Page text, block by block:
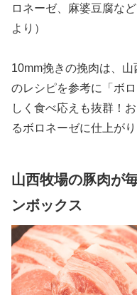
ロネーゼ、麻婆豆腐な
より）
10mm挽きの挽肉は、
のレシピを参考に「ボ
しく食べ応えも抜群！
るボロネーゼに仕上がり
山西牧場の豚肉が
ンボックス